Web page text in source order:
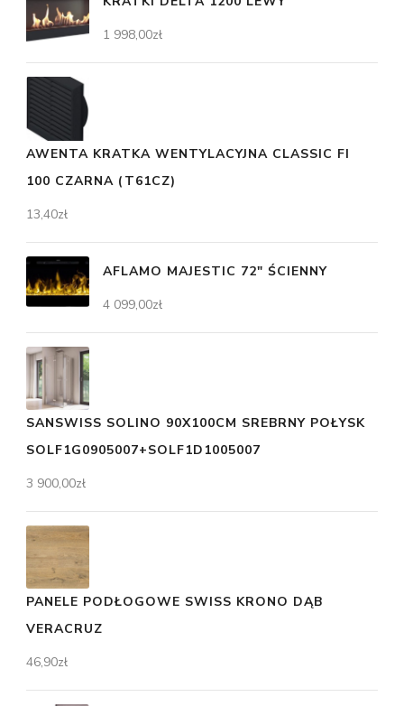
1 998,00zł
AWENTA KRATKA WENTYLACYJNA CLASSIC FI
100 CZARNA (T61CZ)
13,40zł
AFLAMO MAJESTIC 72" ŚCIENNY
4 099,00zł
SANSWISS SOLINO 90X100CM SREBRNY POŁYSK
SOLF1G0905007+SOLF1D1005007
3 900,00zł
PANELE PODŁOGOWE SWISS KRONO DĄB
VERACRUZ
46,90zł